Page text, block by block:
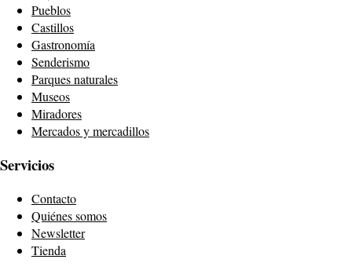
Pueblos
Castillos
Gastronomía
Senderismo
Parques naturales
Museos
Miradores
Mercados y mercadillos
Servicios
Contacto
Quiénes somos
Newsletter
Tienda